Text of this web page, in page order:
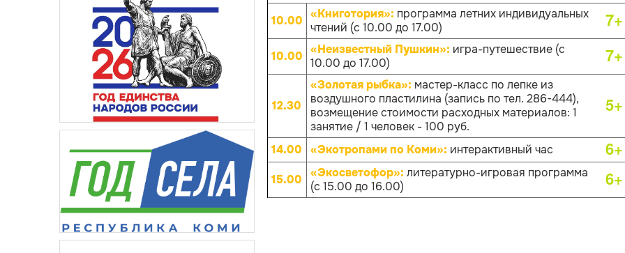
10.00 «Книготория»: программа летних индивидуальных
чтений (с 10.00 до 17.00)
7+
10.00 «Неизвестный Пушкин»: игра-путешествие (с
10.00 до 17.00)
7+
12.30
«Золотая рыбка»: мастер-класс по лепке из
воздушного пластилина (запись по тел. 286-444),
возмещение стоимости расходных материалов: 1
занятие / 1 человек - 100 руб.
5+
14.00 «Экотропами по Коми»: интерактивный час 6+
15.00 «Экосветофор»: литературно-игровая программа
(с 15.00 до 16.00)
6+